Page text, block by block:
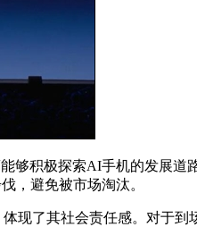
够积极探索AI手机的发展道
，避免被市场淘汰。
现了其社会责任感。对于